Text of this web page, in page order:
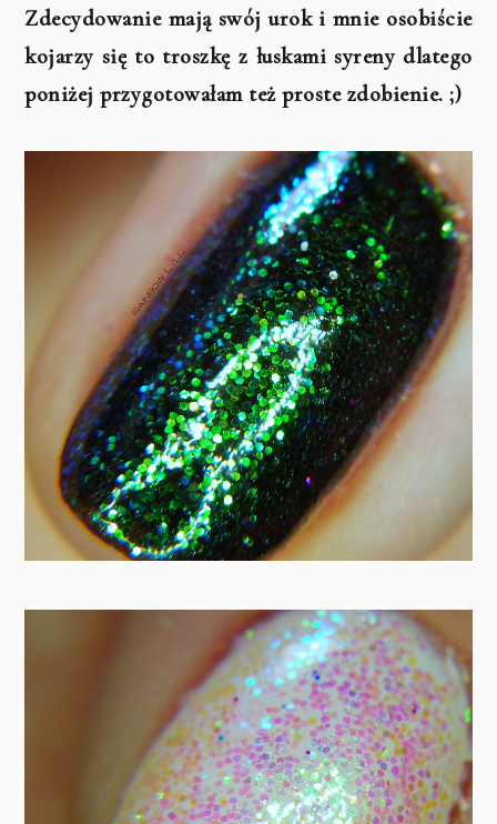
Zdecydowanie mają swój urok i mnie osobiście
kojarzy się to troszkę z łuskami syreny dlatego
poniżej przygotowałam też proste zdobienie. ;)